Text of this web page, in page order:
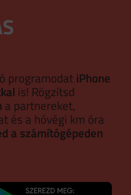
programodatiPhone
is! Rögzítsd
a partnereket,
és a hóvégi km óra
a számítógépeden